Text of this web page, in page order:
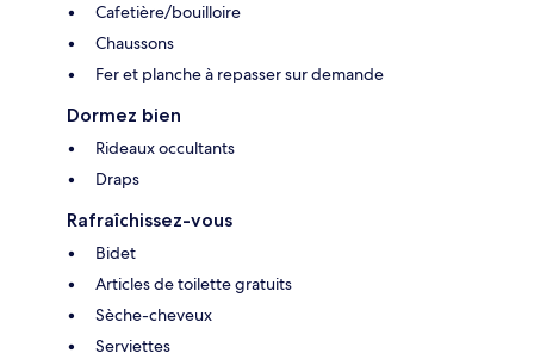
Cafetière/bouilloire
Chaussons
Fer et planche à repasser sur demande
Dormez bien
Rideaux occultants
Draps
Rafraîchissez-vous
Bidet
Articles de toilette gratuits
Sèche-cheveux
Serviettes